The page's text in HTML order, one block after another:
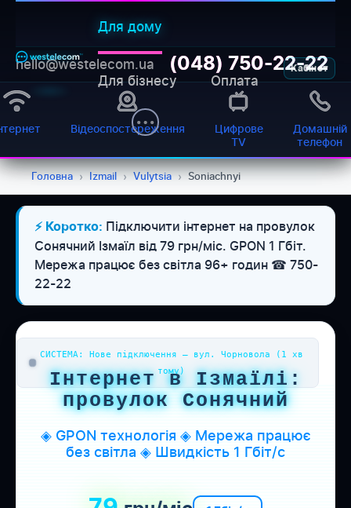
Для дому
Для бізнесу Оплата
Кабінет
hello@westelecom.ua (048) 750-22-22
Відеоспостереження
Цифрове
TV
Домашній
телефон
Головна › Izmail › Vulytsia › Soniachnyi
⚡ Коротко: Підключити інтернет на провулок
Сонячний Ізмаїл від 79 грн/міс. GPON 1 Гбіт.
Мережа працює без світла 96+ годин ☎ 750-
22-22
СИСТЕМА: Нове підключення — вул. Чорновола (1 хв
тому)
Інтернет в Ізмаїлі:
провулок Сонячний
◈ GPON технологія ◈ Мережа працює
без світла ◈ Швидкість 1 Гбіт/с
WESTELECOM
Онлайн-підтримка